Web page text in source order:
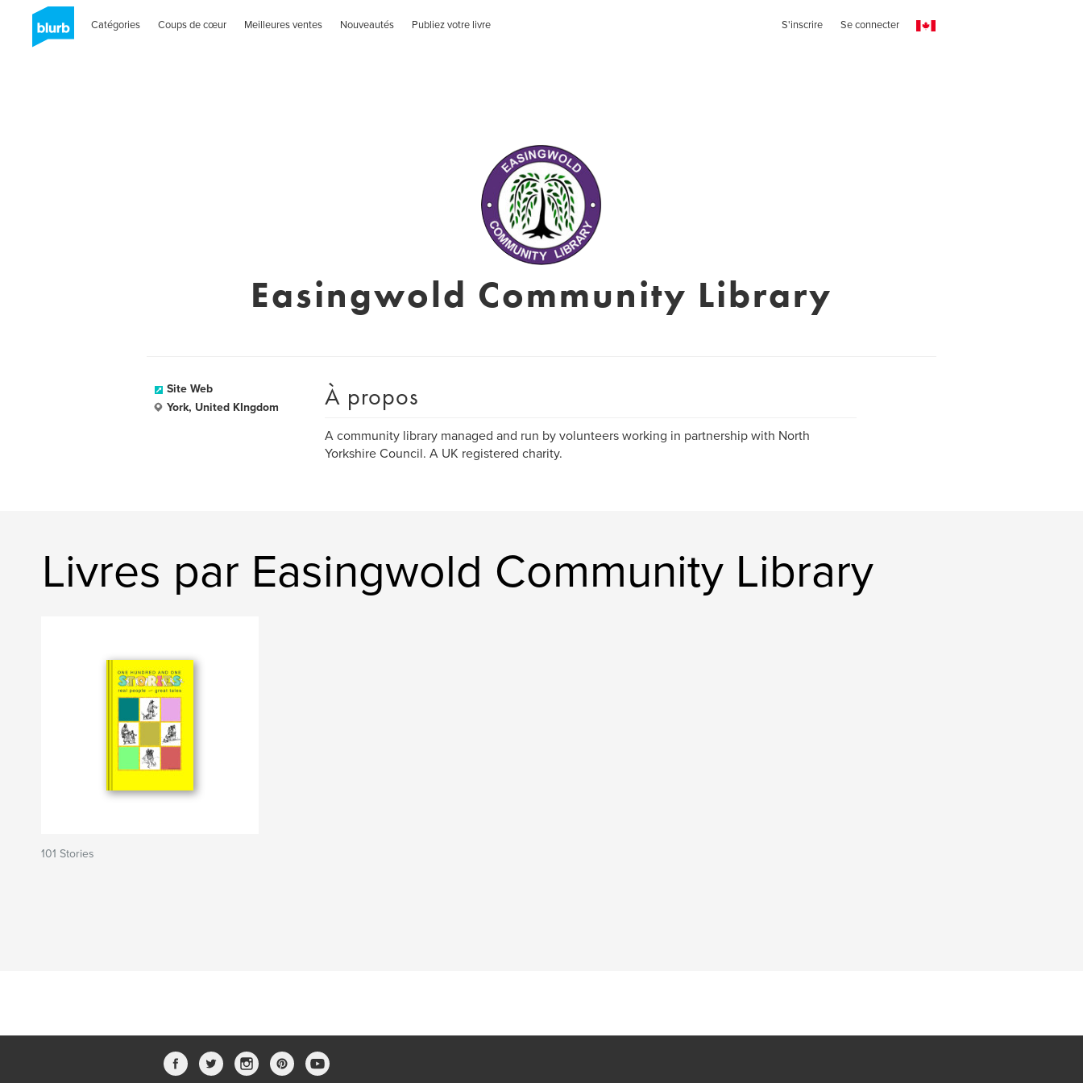
Catégories Coups de cœur Meilleures ventes Nouveautés Publiez votre livre S'inscrire Se connecter
Easingwold Community Library
Site Web
York, United KIngdom
À propos
A community library managed and run by volunteers working in partnership with North
Yorkshire Council. A UK registered charity.
Livres par Easingwold Community Library
101 Stories